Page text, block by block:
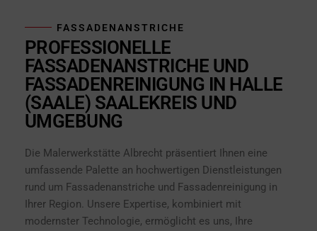
FASSADENANSTRICHE
PROFESSIONELLE
FASSADENANSTRICHE UND
FASSADENREINIGUNG IN HALLE
(SAALE) SAALEKREIS UND
UMGEBUNG
Die Malerwerkstätte Albrecht präsentiert Ihnen eine
umfassende Palette an hochwertigen Dienstleistungen
rund um Fassadenanstriche und Fassadenreinigung in
Ihrer Region. Unsere Expertise, kombiniert mit
modernster Technologie, ermöglicht es uns, Ihre